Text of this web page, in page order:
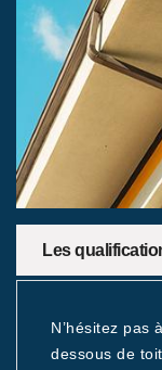
Les
N’hésitez pas
dessous de